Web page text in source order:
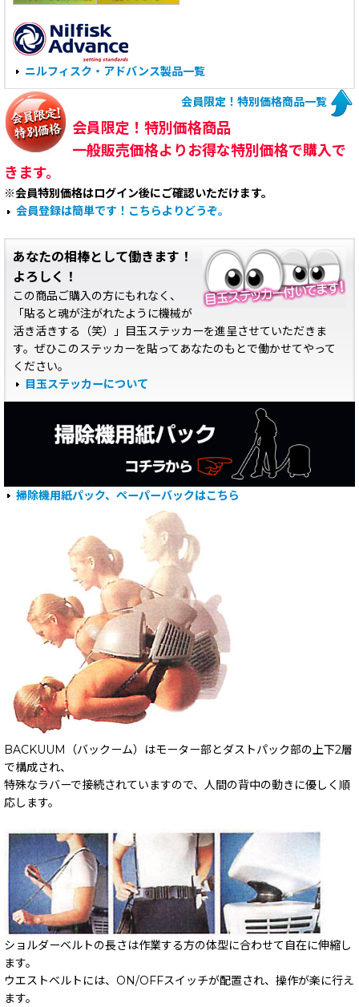
ニルフィスク・アドバンス製品一覧
会員限定！特別価格商品一覧
会員限定！特別価格商品
一般販売価格よりお得な特別価格で購入で
きます。
※会員特別価格はログイン後にご確認いただけます。
会員登録は簡単です！こちらよりどうぞ。
あなたの相棒として働きます！
よろしく！
この商品ご購入の方にもれなく、
「貼ると魂が注がれたように機械が
活き活きする（笑）」目玉ステッカーを進呈させていただきま
す。ぜひこのステッカーを貼ってあなたのもとで働かせてやって
ください。
目玉ステッカーについて
掃除機用紙パック、ペーパーバックはこちら
BACKUUM（バックーム）はモーター部とダストパック部の上下2層
で構成され、
特殊なラバーで接続されていますので、人間の背中の動きに優しく順
応します。
ショルダーベルトの長さは作業する方の体型に合わせて自在に伸縮し
ます。
ウエストベルトには、ON/OFFスイッチが配置され、操作が楽に行え
ます。